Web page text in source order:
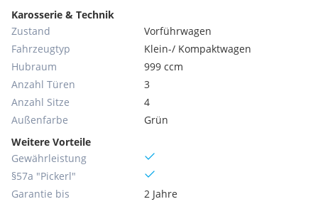
Karosserie & Technik
Zustand
Vorführwagen
Fahrzeugtyp
Klein-/ Kompaktwagen
Hubraum
999 ccm
Anzahl Türen
3
Anzahl Sitze
4
Außenfarbe
Grün
Weitere Vorteile
Gewährleistung
§57a "Pickerl"
Garantie bis
2 Jahre